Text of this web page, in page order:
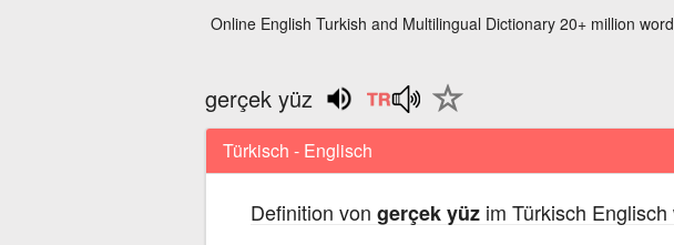
Online English Turkish and Multilingual Dictionary 20+ million
gerçek yüz
Türkisch - Englisch
Definition von gerçek yüzim Türkisch Englisch